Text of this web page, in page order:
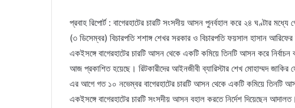
প্রবাহ রিপোর্ট : বাগেরহাটের চারটি সংসদীয় আসন পুনর্বহাল করে ২৪ ঘণ্টার মধ্যে
(৩ ডিসেম্বর) বিচারপতি শশাঙ্গ শেখর সরকার ও বিচারপতি ফয়সাল হাসান আরিফের
একইসঙ্গে বাগেরহাটের চারটি আসন থেকে একটি কমিয়ে তিনটি আসন করে
আজ প্রকাশিত হয়েছে। রিটকারীদের আইনজীবী ব্যারিস্টার শেখ মোহাম্মদ জাকির
এর আগে গত ১০ নভেম্বর বাগেরহাটের চারটি আসন থেকে একটি কমিয়ে তিনটি
একইসঙ্গে বাগেরহাটের চারটি সংসদীয় আসন বহাল করতে নির্দেশ দিয়েছেন আদালত।